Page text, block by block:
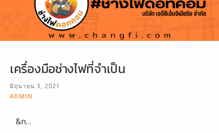
เครื่องมือช่างไฟที่จำเป็น
มิถุนายน 3, 2021
ADMIN
&n…